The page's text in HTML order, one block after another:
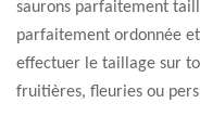
saurons parfaitement
parfaitement ordonnée
effectuer le taillage sur
fruitières, fleuries ou